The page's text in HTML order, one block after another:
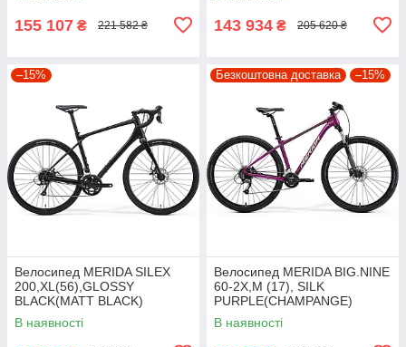
155 107 ₴ 221 582 ₴ 143 934 ₴ 205 620 ₴
–15%
Велосипед MERIDA SILEX
200,XL(56),GLOSSY
BLACK(MATT BLACK)
В наявності
Безкоштовна доставка –15%
Велосипед MERIDA BIG.NINE
60-2X,M (17), SILK
PURPLE(CHAMPANGE)
В наявності